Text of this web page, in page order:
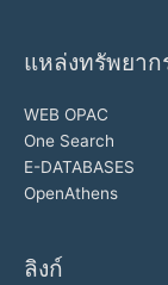
แหล่งทรัพยาก
WEB OPAC
One Search
E-DATABASES
OpenAthens
ลิงก์